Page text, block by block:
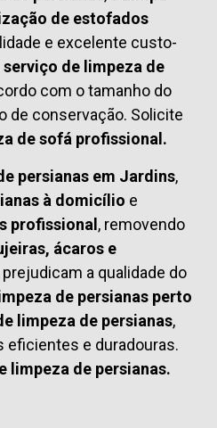
de estofados
e excelente custo-
de limpeza de
com o tamanho do
de conservação. Solicite
de sofá profissional.
persianas em Jardins,
à domicílio e
profissional, removendo
ácaros e
prejudicam a qualidade do
de persianas perto
limpeza de persianas,
e duradouras.
limpeza de persianas.